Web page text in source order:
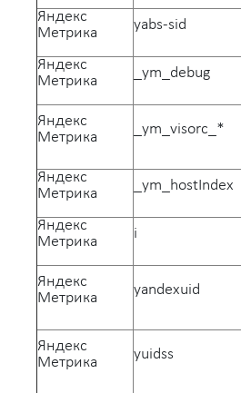
Яндекс
Метрика
yabs-sid
Яндекс
Метрика
_ym_debug
Яндекс
Метрика
_ym_visorc_*
Яндекс
Метрика
_ym_hostIndex
Яндекс
Метрика
i
Яндекс
Метрика
yandexuid
Яндекс
Метрика
yuidss